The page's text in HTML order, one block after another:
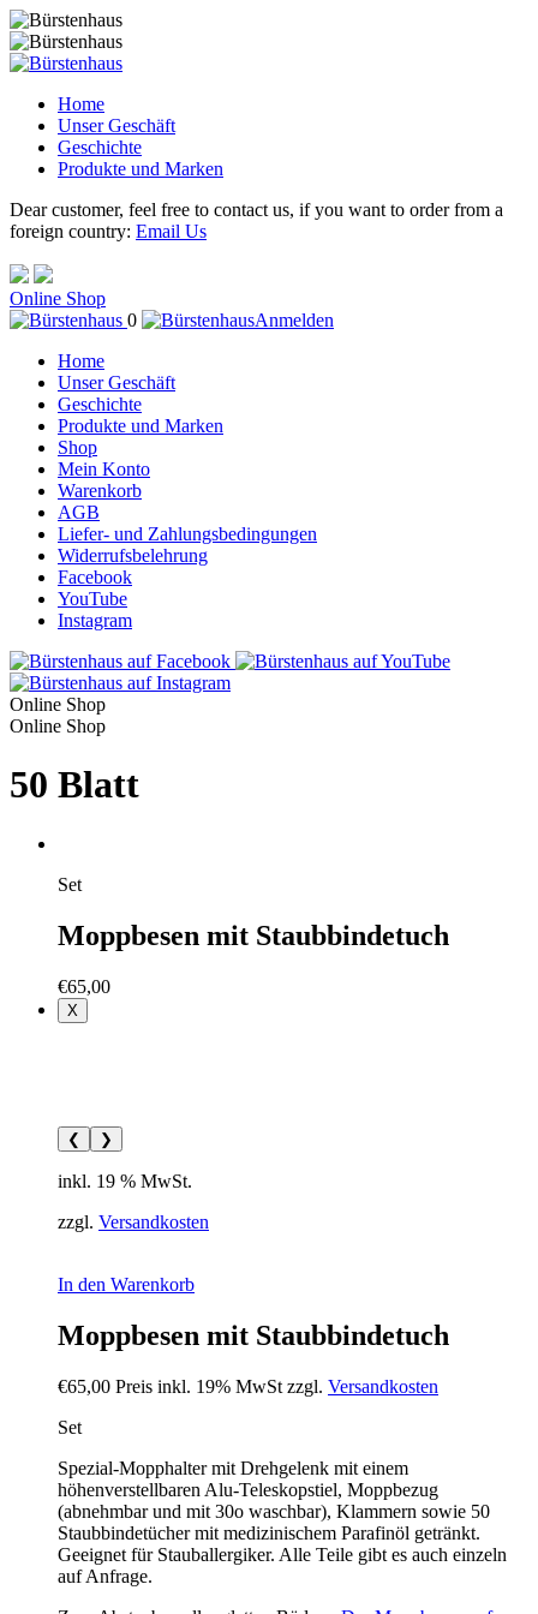
Home
Unser Geschäft
Geschichte
Produkte und Marken
Dear customer, feel free to contact us, if you want to order from a
foreign country: Email Us
Online Shop
0
Anmelden
Home
Unser Geschäft
Geschichte
Produkte und Marken
Shop
Mein Konto
Warenkorb
AGB
Liefer- und Zahlungsbedingungen
Widerrufsbelehrung
Facebook
YouTube
Instagram
Online Shop
Online Shop
50 Blatt
Set
Moppbesen mit Staubbindetuch
€65,00
X
❮ ❯
inkl. 19 % MwSt.
zzgl. Versandkosten
In den Warenkorb
Moppbesen mit Staubbindetuch
€65,00 Preis inkl. 19% MwSt zzgl. Versandkosten
Set
Spezial-Mopphalter mit Drehgelenk mit einem
höhenverstellbaren Alu-Teleskopstiel, Moppbezug
(abnehmbar und mit 30o waschbar), Klammern sowie 50
Staubbindetücher mit medizinischem Parafinöl getränkt.
Geeignet für Stauballergiker. Alle Teile gibt es auch einzeln
auf Anfrage.